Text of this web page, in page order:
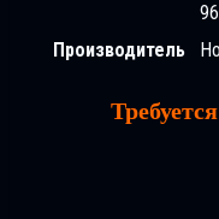
Производитель